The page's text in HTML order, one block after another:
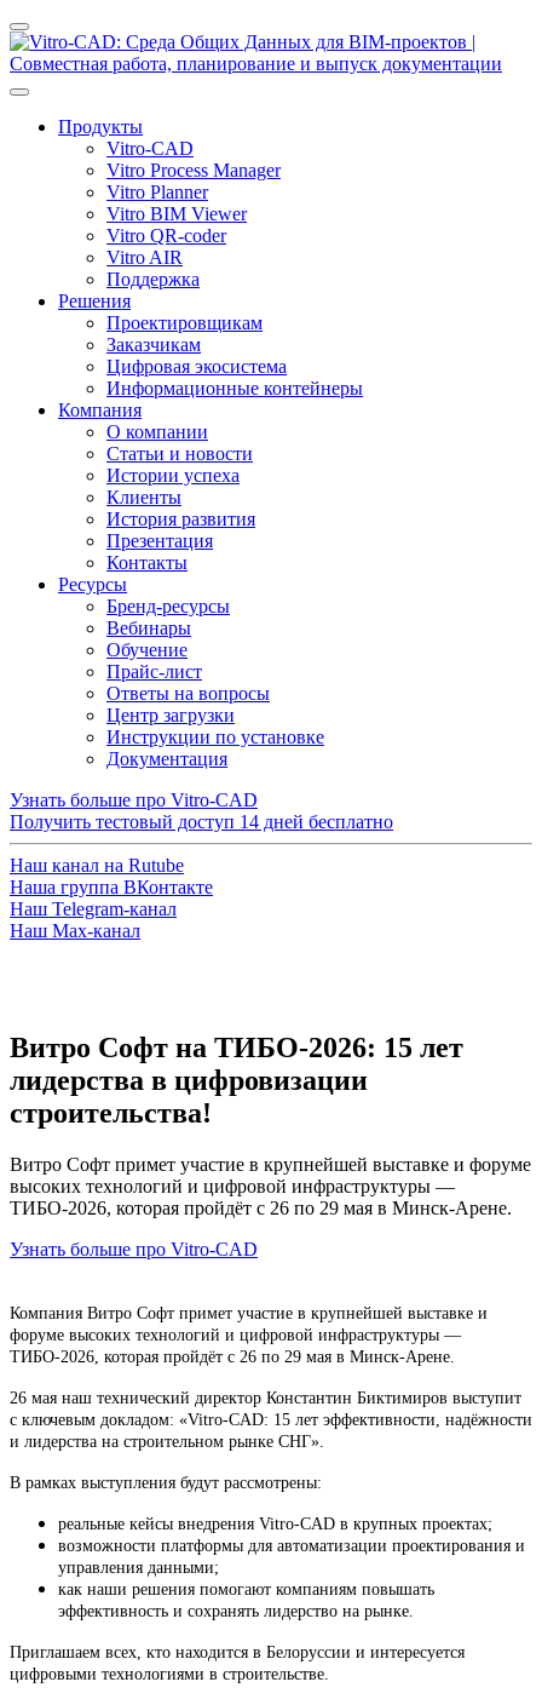
Продукты
Vitro-CAD
Vitro Process Manager
Vitro Planner
Vitro BIM Viewer
Vitro QR-coder
Vitro AIR
Поддержка
Решения
Проектировщикам
Заказчикам
Цифровая экосистема
Информационные контейнеры
Компания
О компании
Статьи и новости
Истории успеха
Клиенты
История развития
Презентация
Контакты
Ресурсы
Бренд-ресурсы
Вебинары
Обучение
Прайс-лист
Ответы на вопросы
Центр загрузки
Инструкции по установке
Документация
Узнать больше про Vitro-CAD
Получить тестовый доступ 14 дней бесплатно
Наш канал на Rutube
Наша группа ВКонтакте
Наш Telegram-канал
Наш Max-канал
Витро Софт на ТИБО-2026: 15 лет
лидерства в цифровизации
строительства!
Витро Софт примет участие в крупнейшей выставке и форуме
высоких технологий и цифровой инфраструктуры —
ТИБО-2026, которая пройдёт с 26 по 29 мая в Минск-Арене.
Узнать больше про Vitro-CAD
Компания Витро Софт примет участие в крупнейшей выставке и
форуме высоких технологий и цифровой инфраструктуры —
ТИБО-2026, которая пройдёт с 26 по 29 мая в Минск-Арене.
26 мая наш технический директор Константин Биктимиров выступит
с ключевым докладом: «Vitro-CAD: 15 лет эффективности, надёжности
и лидерства на строительном рынке СНГ».
В рамках выступления будут рассмотрены:
реальные кейсы внедрения Vitro-CAD в крупных проектах;
возможности платформы для автоматизации проектирования и
управления данными;
как наши решения помогают компаниям повышать
эффективность и сохранять лидерство на рынке.
Приглашаем всех, кто находится в Белоруссии и интересуется
цифровыми технологиями в строительстве.